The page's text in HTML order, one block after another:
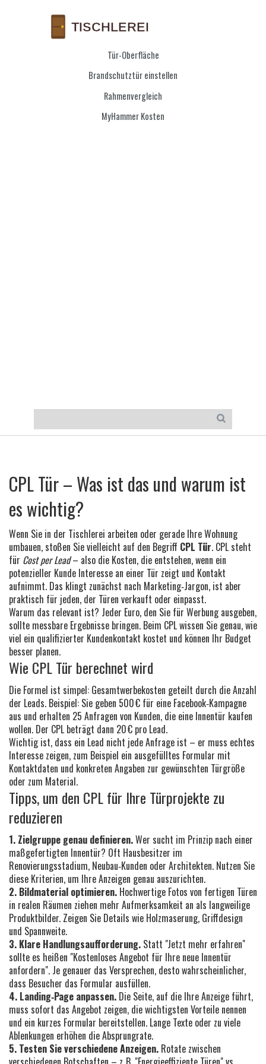
Tür-Oberfläche
Brandschutztür einstellen
Rahmenvergleich
MyHammer Kosten
CPL Tür – Was ist das und warum ist
es wichtig?
Wenn Sie in der Tischlerei arbeiten oder gerade Ihre Wohnung
umbauen, stoßen Sie vielleicht auf den Begriff CPL Tür. CPL steht
für Cost per Lead– also die Kosten, die entstehen, wenn ein
potenzieller Kunde Interesse an einer Tür zeigt und Kontakt
aufnimmt. Das klingt zunächst nach Marketing‑Jargon, ist aber
praktisch für jeden, der Türen verkauft oder einpasst.
Warum das relevant ist? Jeder Euro, den Sie für Werbung ausgeben,
sollte messbare Ergebnisse bringen. Beim CPL wissen Sie genau, wie
viel ein qualifizierter Kundenkontakt kostet und können Ihr Budget
besser planen.
Wie CPL Tür berechnet wird
Die Formel ist simpel: Gesamtwerbekosten geteilt durch die Anzahl
der Leads. Beispiel: Sie geben 500 € für eine Facebook‑Kampagne
aus und erhalten 25 Anfragen von Kunden, die eine Innentür kaufen
wollen. Der CPL beträgt dann 20 € pro Lead.
Wichtig ist, dass ein Lead nicht jede Anfrage ist – er muss echtes
Interesse zeigen, zum Beispiel ein ausgefülltes Formular mit
Kontaktdaten und konkreten Angaben zur gewünschten Türgröße
oder zum Material.
Tipps, um den CPL für Ihre Türprojekte zu
reduzieren
1. Zielgruppe genau definieren.Wer sucht im Prinzip nach einer
maßgefertigten Innentür? Oft Hausbesitzer im
Renovierungsstadium, Neubau‑Kunden oder Architekten. Nutzen Sie
diese Kriterien, um Ihre Anzeigen genau auszurichten.
2. Bildmaterial optimieren. Hochwertige Fotos von fertigen Türen
in realen Räumen ziehen mehr Aufmerksamkeit an als langweilige
Produktbilder. Zeigen Sie Details wie Holzmaserung, Griffdesign
und Spannweite.
3. Klare Handlungsaufforderung. Statt "Jetzt mehr erfahren"
sollte es heißen "Kostenloses Angebot für Ihre neue Innentür
anfordern". Je genauer das Versprechen, desto wahrscheinlicher,
dass Besucher das Formular ausfüllen.
4. Landing‑Page anpassen. Die Seite, auf die Ihre Anzeige führt,
muss sofort das Angebot zeigen, die wichtigsten Vorteile nennen
und ein kurzes Formular bereitstellen. Lange Texte oder zu viele
Ablenkungen erhöhen die Absprungrate.
5. Testen Sie verschiedene Anzeigen. Rotate zwischen